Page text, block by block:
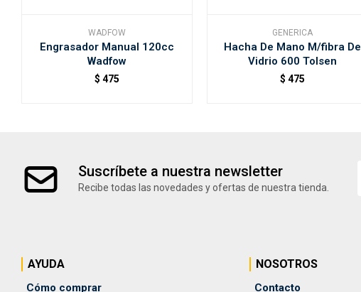
WADFOW
Engrasador Manual 120cc
Wadfow
$ 475
GENERICA
Hacha De Mano M/fibra De
Vidrio 600 Tolsen
$ 475
Suscríbete a nuestra newsletter
Recibe todas las novedades y ofertas de nuestra tienda.
AYUDA
Cómo comprar
NOSOTROS
Contacto